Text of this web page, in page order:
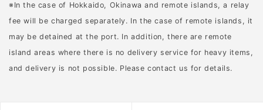
す。カメラを設置する場
所や用途に応じて適した
タイプを選ぶのがおすす
めです。照明の主な種類
は以下の3つです。 【ノ
※In the case of Hokkaido, Okinawa and remote islands, a relay
fee will be charged separately. In the case of remote islands, it
may be detained at the port. In addition, there are remote
island areas where there is no delivery service for heavy items,
and delivery is not possible. Please contact us for details.